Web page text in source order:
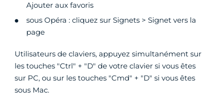
Ajouter aux favoris
sous Opéra : cliquez sur Signets > Signet vers la
page
Utilisateurs de claviers, appuyez simultanément sur
les touches "Ctrl" + "D" de votre clavier si vous êtes
sur PC, ou sur les touches "Cmd" + "D" si vous êtes
sous Mac.